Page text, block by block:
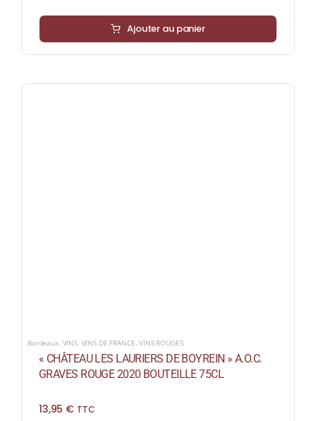
Ajouter au panier
Bordeaux, VINS, VINS DE FRANCE ,VINS ROUGES
« CHÂTEAU LES LAURIERS DE BOYREIN » A.O.C.
GRAVES ROUGE 2020 BOUTEILLE 75CL
13,95 € TTC